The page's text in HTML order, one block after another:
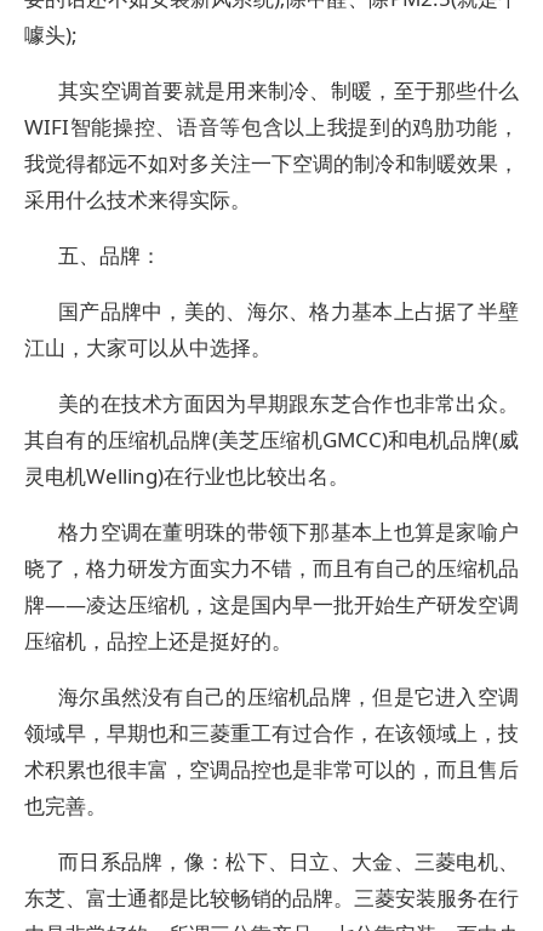
噱头);
其实空调首要就是用来制冷、制暖，至于那些什么
WIFI智能操控、语音等包含以上我提到的鸡肋功能，
我觉得都远不如对多关注一下空调的制冷和制暖效果，
采用什么技术来得实际。
五、品牌：
国产品牌中，美的、海尔、格力基本上占据了半壁
江山，大家可以从中选择。
美的在技术方面因为早期跟东芝合作也非常出众。
其自有的压缩机品牌(美芝压缩机GMCC)和电机品牌(威
灵电机Welling)在行业也比较出名。
格力空调在董明珠的带领下那基本上也算是家喻户
晓了，格力研发方面实力不错，而且有自己的压缩机品
牌——凌达压缩机，这是国内早一批开始生产研发空调
压缩机，品控上还是挺好的。
海尔虽然没有自己的压缩机品牌，但是它进入空调
领域早，早期也和三菱重工有过合作，在该领域上，技
术积累也很丰富，空调品控也是非常可以的，而且售后
也完善。
而日系品牌，像：松下、日立、大金、三菱电机、
东芝、富士通都是比较畅销的品牌。三菱安装服务在行